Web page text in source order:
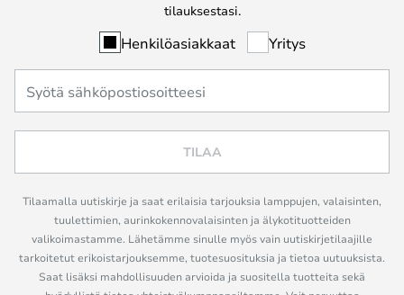
tilauksestasi.
Henkilöasiakkaat Yritys
TILAA
Tilaamalla uutiskirje ja saat erilaisia tarjouksia lamppujen, valaisinten,
tuulettimien, aurinkokennovalaisinten ja älykotituotteiden
valikoimastamme. Lähetämme sinulle myös vain uutiskirjetilaajille
tarkoitetut erikoistarjouksemme, tuotesuosituksia ja tietoa uutuuksista.
Saat lisäksi mahdollisuuden arvioida ja suositella tuotteita sekä